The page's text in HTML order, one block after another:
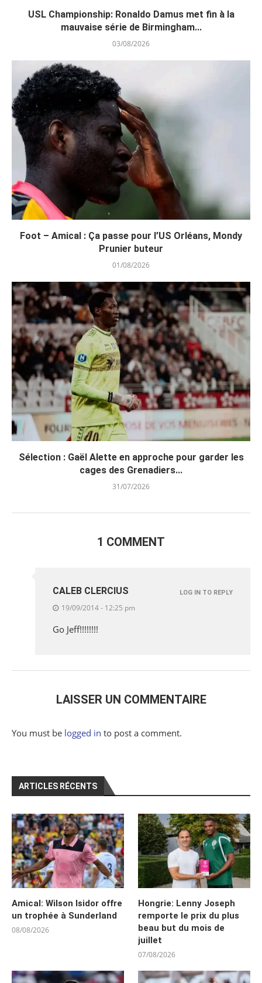
USL Championship: Ronaldo Damus met fin à la
mauvaise série de Birmingham...
03/08/2026
Foot – Amical : Ça passe pour l’US Orléans, Mondy
Prunier buteur
01/08/2026
Sélection : Gaël Alette en approche pour garder les
cages des Grenadiers...
31/07/2026
1 COMMENT
CALEB CLERCIUS
19/09/2014 - 12:25 pm
Go Jeff!!!!!!!!
LOG IN TO REPLY
LAISSER UN COMMENTAIRE
You must be logged in to post a comment.
ARTICLES RÉCENTS
Amical: Wilson Isidor offre
un trophée à Sunderland
08/08/2026
Hongrie: Lenny Joseph
remporte le prix du plus
beau but du mois de
juillet
07/08/2026